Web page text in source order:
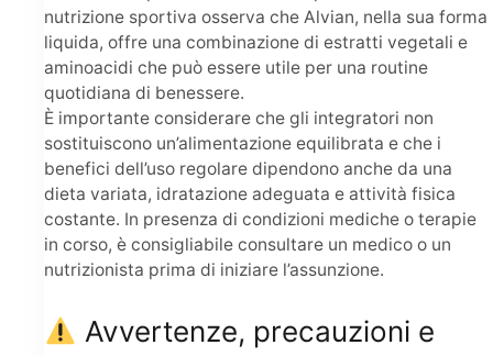
nutrizione sportiva osserva che Alvian, nella sua forma
liquida, offre una combinazione di estratti vegetali e
aminoacidi che può essere utile per una routine
quotidiana di benessere.
È importante considerare che gli integratori non
sostituiscono un’alimentazione equilibrata e che i
benefici dell’uso regolare dipendono anche da una
dieta variata, idratazione adeguata e attività fisica
costante. In presenza di condizioni mediche o terapie
in corso, è consigliabile consultare un medico o un
nutrizionista prima di iniziare l’assunzione.
Avvertenze, precauzioni e